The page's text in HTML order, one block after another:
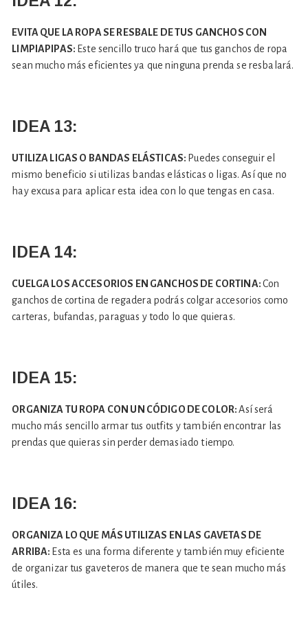
EVITA QUE LA ROPA SE RESBALE DE TUS GANCHOS CON
LIMPIAPIPAS: Este sencillo truco hará que tus ganchos de ropa
sean mucho más eficientes ya que ninguna prenda se resbalará.
IDEA 13:
UTILIZA LIGAS O BANDAS ELÁSTICAS: Puedes conseguir el
mismo beneficio si utilizas bandas elásticas o ligas. Así que no
hay excusa para aplicar esta idea con lo que tengas en casa.
IDEA 14:
CUELGA LOS ACCESORIOS EN GANCHOS DE CORTINA:Con
ganchos de cortina de regadera podrás colgar accesorios como
carteras, bufandas, paraguas y todo lo que quieras.
IDEA 15:
ORGANIZA TU ROPA CON UN CÓDIGO DE COLOR:Así será
mucho más sencillo armar tus outfits y también encontrar las
prendas que quieras sin perder demasiado tiempo.
IDEA 16:
ORGANIZA LO QUE MÁS UTILIZAS EN LAS GAVETAS DE
ARRIBA: Esta es una forma diferente y también muy eficiente
de organizar tus gaveteros de manera que te sean mucho más
útiles.